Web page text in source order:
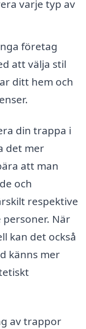
varje typ av
företag
att välja stil
ditt hem och
din trappa i
det mer
att man
och
respektive
När
kan det också
känns mer
av trappor